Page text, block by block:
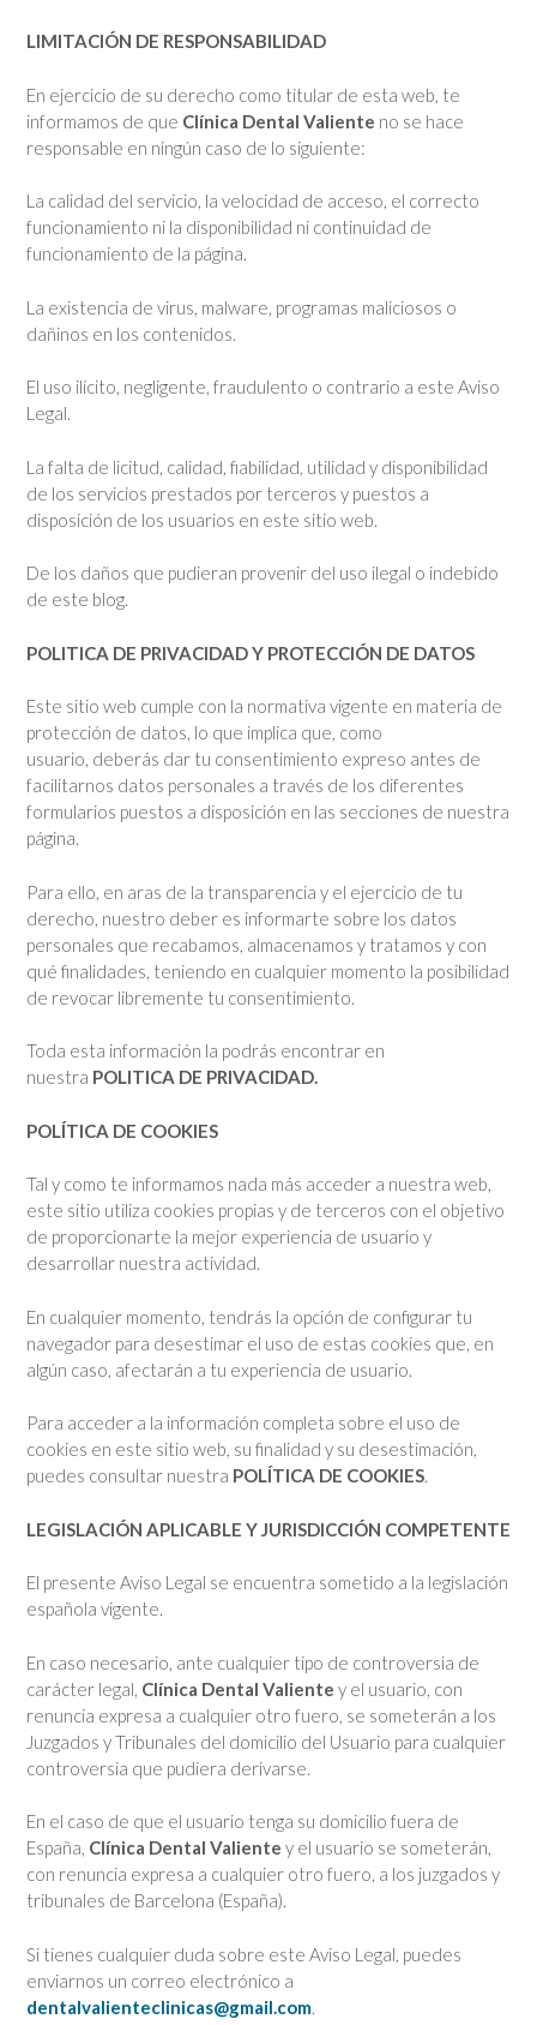
LIMITACIÓN DE RESPONSABILIDAD
En ejercicio de su derecho como titular de esta web, te
informamos de que Clínica Dental Valiente no se hace
responsable en ningún caso de lo siguiente:
La calidad del servicio, la velocidad de acceso, el correcto
funcionamiento ni la disponibilidad ni continuidad de
funcionamiento de la página.
La existencia de virus, malware, programas maliciosos o
dañinos en los contenidos.
El uso ilícito, negligente, fraudulento o contrario a este Aviso
Legal.
La falta de licitud, calidad, fiabilidad, utilidad y disponibilidad
de los servicios prestados por terceros y puestos a
disposición de los usuarios en este sitio web.
De los daños que pudieran provenir del uso ilegal o indebido
de este blog.
POLITICA DE PRIVACIDAD Y PROTECCIÓN DE DATOS
Este sitio web cumple con la normativa vigente en materia de
protección de datos, lo que implica que, como
usuario, deberás dar tu consentimiento expreso antes de
facilitarnos datos personales a través de los diferentes
formularios puestos a disposición en las secciones de nuestra
página.
Para ello, en aras de la transparencia y el ejercicio de tu
derecho, nuestro deber es informarte sobre los datos
personales que recabamos, almacenamos y tratamos y con
qué finalidades, teniendo en cualquier momento la posibilidad
de revocar libremente tu consentimiento.
Toda esta información la podrás encontrar en
nuestra POLITICA DE PRIVACIDAD.
POLÍTICA DE COOKIES
Tal y como te informamos nada más acceder a nuestra web,
este sitio utiliza cookies propias y de terceros con el objetivo
de proporcionarte la mejor experiencia de usuario y
desarrollar nuestra actividad.
En cualquier momento, tendrás la opción de configurar tu
navegador para desestimar el uso de estas cookies que, en
algún caso, afectarán a tu experiencia de usuario.
Para acceder a la información completa sobre el uso de
cookies en este sitio web, su finalidad y su desestimación,
puedes consultar nuestra POLÍTICA DE COOKIES.
LEGISLACIÓN APLICABLE Y JURISDICCIÓN COMPETENTE
El presente Aviso Legal se encuentra sometido a la legislación
española vigente.
En caso necesario, ante cualquier tipo de controversia de
carácter legal, Clínica Dental Valiente y el usuario, con
renuncia expresa a cualquier otro fuero, se someterán a los
Juzgados y Tribunales del domicilio del Usuario para cualquier
controversia que pudiera derivarse.
En el caso de que el usuario tenga su domicilio fuera de
España, Clínica Dental Valiente y el usuario se someterán,
con renuncia expresa a cualquier otro fuero, a los juzgados y
tribunales de Barcelona (España).
Si tienes cualquier duda sobre este Aviso Legal, puedes
enviarnos un correo electrónico a
dentalvalienteclinicas@gmail.com.